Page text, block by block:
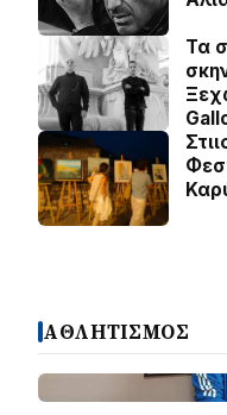
Τα
ΑΘΛΗΤΙΣΜΟΣ